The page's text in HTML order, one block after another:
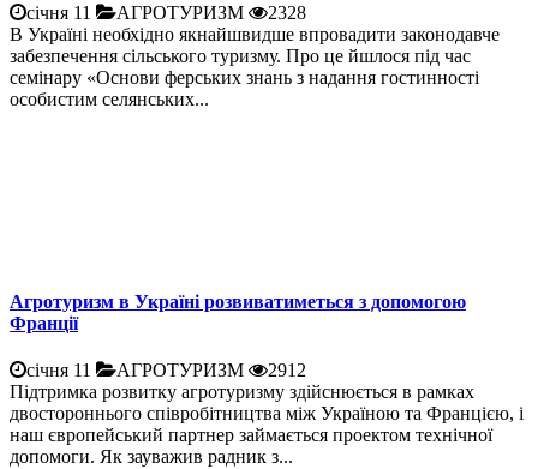
січня 11 АГРОТУРИЗМ
2328
В Україні необхідно якнайшвидше впровадити законодавче
забезпечення сільського туризму. Про це йшлося під час
семінару «Основи ферських знань з надання гостинності
особистим селянських...
Агротуризм в Україні розвиватиметься з допомогою
Франції
січня 11 АГРОТУРИЗМ
2912
Підтримка розвитку агротуризму здійснюється в рамках
двостороннього співробітництва між Україною та Францією, і
наш європейський партнер займається проектом технічної
допомоги. Як зауважив радник з...